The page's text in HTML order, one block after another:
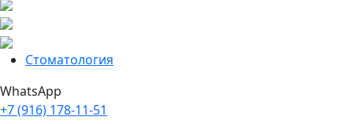
Cтоматология
WhatsApp
+7 (916) 178-11-51